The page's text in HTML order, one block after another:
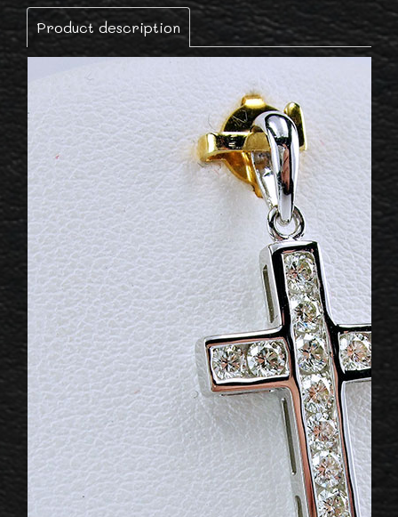
Product description